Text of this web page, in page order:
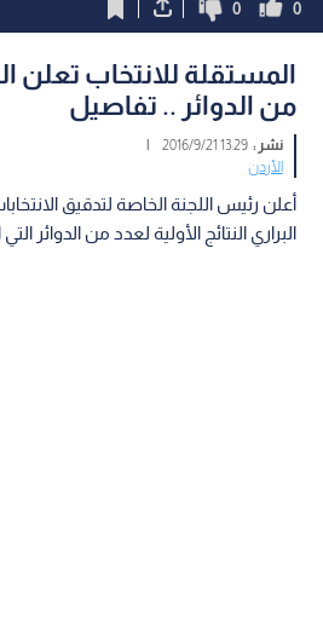
0
0
المستقلة للانتخاب تعلن
من الدوائر .. تفاصيل
نشر :13:29 2016/9/21
|
الأردن
أعلن رئيس اللجنة الخاصة لتدقيق
البراري النتائج الأولية لعدد من الدوائر